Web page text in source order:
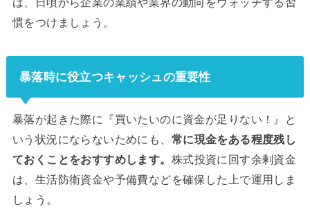
慣をつけましょう。
暴落時に役立つキャッシュの重要性
暴落が起きた際に『買いたいのに資金が足りない！』と
いう状況にならないためにも、 常に現金をある程度残し
ておくことをおすすめします。 株式投資に回す余剰資金
は、生活防衛資金や予備費などを確保した上で運用しま
しょう。